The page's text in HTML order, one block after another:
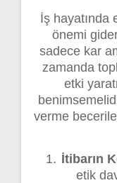
İş hayatında
önemi
sadece kar
zamanda
etki
verme
İtibarın
etik